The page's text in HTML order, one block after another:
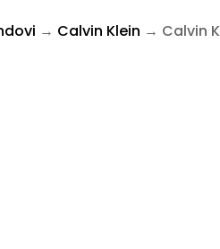
→ Calvin Klein → Calvin